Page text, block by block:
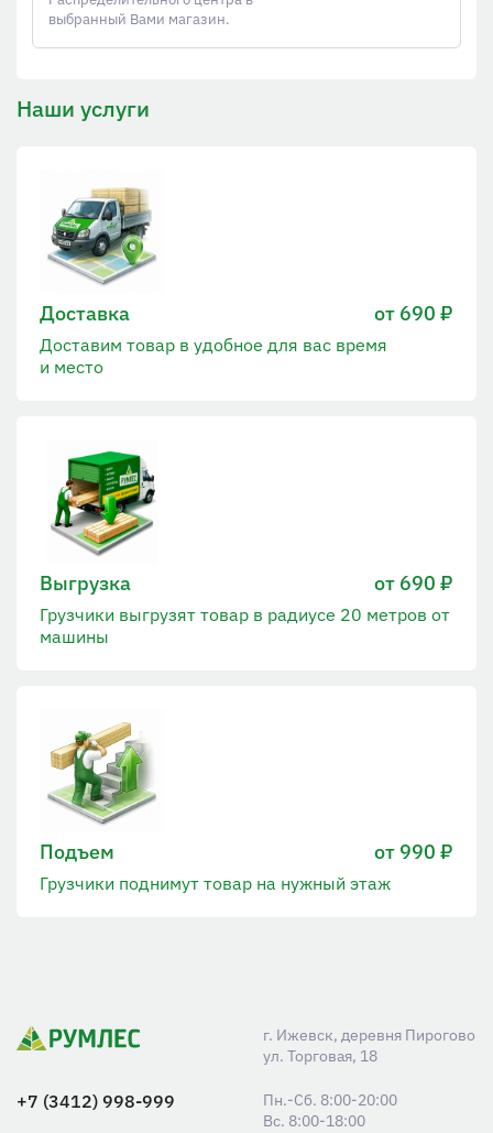
выбранный Вами магазин.
Наши услуги
Доставка от 690 ₽
Доставим товар в удобное для вас время
и место
Выгрузка от 690 ₽
Грузчики выгрузят товар в радиусе 20 метров от
машины
Подъем от 990 ₽
Грузчики поднимут товар на нужный этаж
г. Ижевск, деревня Пирогово
ул. Торговая, 18
+7 (3412) 998-999
Пн.-Сб. 8:00-20:00
Вс. 8:00-18:00